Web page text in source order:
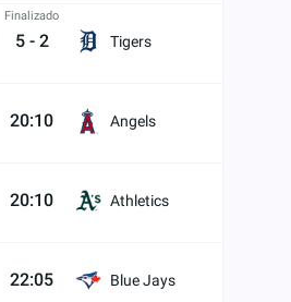
Finalizado
5 - 2 Tigers
20:10 Angels
20:10 Athletics
22:05 Blue Jays